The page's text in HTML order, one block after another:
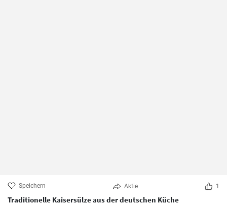
Speichern Aktie 1
Traditionelle Kaisersülze aus der deutschen Küche